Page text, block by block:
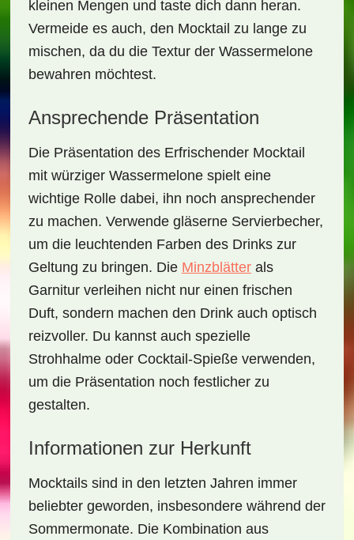
kleinen Mengen und taste dich dann heran.
Vermeide es auch, den Mocktail zu lange zu
mischen, da du die Textur der Wassermelone
bewahren möchtest.
Ansprechende Präsentation
Die Präsentation des Erfrischender Mocktail
mit würziger Wassermelonespielt eine
wichtige Rolle dabei, ihn noch ansprechender
zu machen. Verwende gläserne Servierbecher,
um die leuchtenden Farben des Drinks zur
Geltung zu bringen. Die Minzblätterals
Garnitur verleihen nicht nur einen frischen
Duft, sondern machen den Drink auch optisch
reizvoller. Du kannst auch spezielle
Strohhalmeoder Cocktail-Spießeverwenden,
um die Präsentation noch festlicher zu
gestalten.
Informationen zur Herkunft
Mocktails sind in den letzten Jahren immer
beliebter geworden, insbesondere während der
Sommermonate. Die Kombination aus